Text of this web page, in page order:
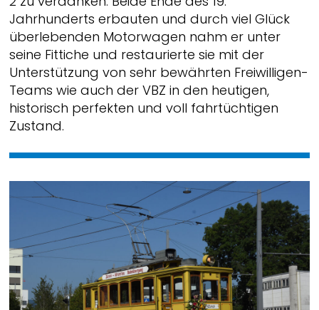
Jahrhunderts erbauten und durch viel Glück
überlebenden Motorwagen nahm er unter
seine Fittiche und restaurierte sie mit der
Unterstützung von sehr bewährten Freiwilligen-
Teams wie auch der VBZ in den heutigen,
historisch perfekten und voll fahrtüchtigen
Zustand.